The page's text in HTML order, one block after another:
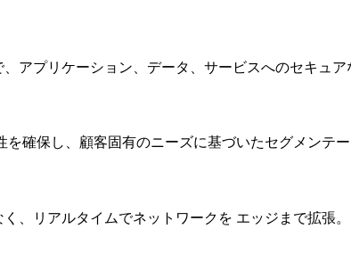
アプリケーション、データ、サービスへのセキュア
を確保し、顧客固有のニーズに基づいたセグメンテー
、リアルタイムでネットワークを エッジまで拡張。